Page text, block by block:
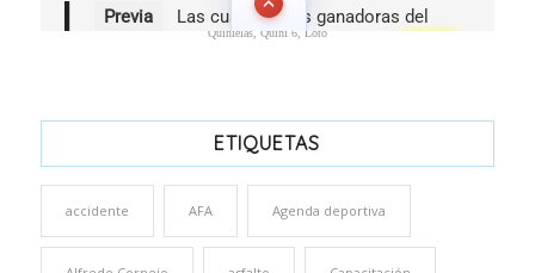
Quinielas, Quini 6, Loto
ETIQUETAS
accidente AFA Agenda deportiva